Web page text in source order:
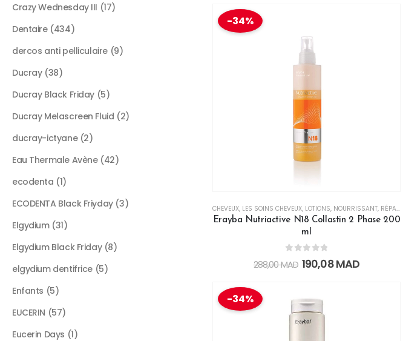
-34%
CHEVEUX, LES SOINS CHEVEUX, LOTIONS, NOURRISSANT, RÉPARATEUR
Erayba Nutriactive N18 Collastin 2 Phase 200
ml
out of 5
288,00MAD 190,08MAD
-34%
Crazy Wednesday III 17
Dentaire 434
dercos anti pelliculaire 9
Ducray 38
Ducray Black Friday 5
Ducray Melascreen Fluid 2
ducray-ictyane 2
Eau Thermale Avène 42
ecodenta 1
ECODENTA Black Friyday 3
Elgydium 31
Elgydium Black Friday 8
elgydium dentifrice 5
Enfants 5
EUCERIN 57
Eucerin Days 1